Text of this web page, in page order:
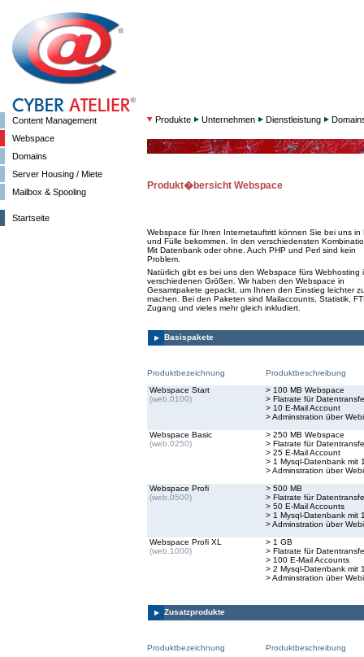
Content Management
Webspace
Domains
Server Housing / Miete
Mailbox & Spooling
Startseite
Produkte Unternehmen Dienstleistung
Produkt�bersicht Webspace
Webspace für Ihren Internetauftritt können Sie bei uns in
und Fülle bekommen. In den verschiedensten
Mit Datenbank oder ohne. Auch PHP und Perl sind kein
Problem.
Natürlich gibt es bei uns den Webspace fürs Webhosting
verschiedenen Größen. Wir haben den Webspace in
Gesamtpakete gepackt, um Ihnen den Einstieg leichter
machen. Bei den Paketen sind Mailaccounts, Statistik,
Zugang und vieles mehr gleich inkludiert.
Basispakete
Produktbezeichnung
Produktbeschreibung
Webspace Start
(web.0100)
> 100 MB Webspace
> Flatrate für
> 10 E-Mail Account
> Adminstration über
Webspace Basic
(web.0250)
> 250 MB Webspace
> Flatrate für
> 25 E-Mail Account
> 1 Mysql-Datenbank mit
> Adminstration über
Webspace Profi
(web.0500)
> 500 MB
> Flatrate für
> 50 E-Mail Accounts
> 1 Mysql-Datenbank mit
> Adminstration über
Webspace Profi XL
(web.1000)
> 1 GB
> Flatrate für
> 100 E-Mail Accounts
> 2 Mysql-Datenbank mit
> Adminstration über
Zusatzprodukte
Produktbezeichnung
Produktbeschreibung